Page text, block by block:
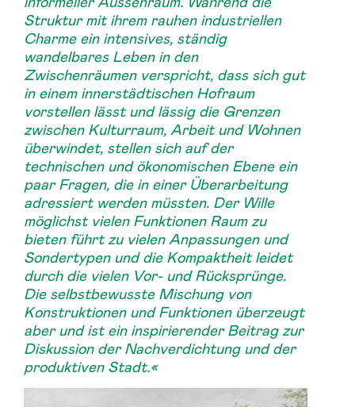
Struktur mit ihrem rauhen industriellen
Charme ein intensives, ständig
wandelbares Leben in den
Zwischenräumen verspricht, dass sich gut
in einem innerstädtischen Hofraum
vorstellen lässt und lässig die Grenzen
zwischen Kulturraum, Arbeit und Wohnen
überwindet, stellen sich auf der
technischen und ökonomischen Ebene ein
paar Fragen, die in einer Überarbeitung
adressiert werden müssten. Der Wille
möglichst vielen Funktionen Raum zu
bieten führt zu vielen Anpassungen und
Sondertypen und die Kompaktheit leidet
durch die vielen Vor- und Rücksprünge.
Die selbstbewusste Mischung von
Konstruktionen und Funktionen überzeugt
aber und ist ein inspirierender Beitrag zur
Diskussion der Nachverdichtung und der
produktiven Stadt.«